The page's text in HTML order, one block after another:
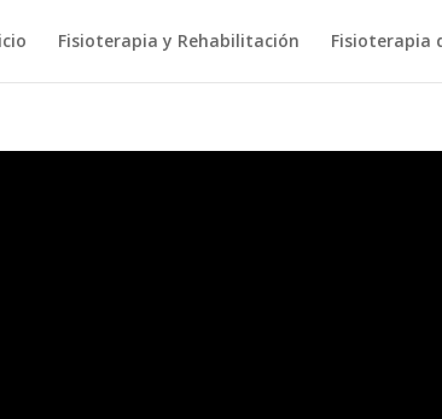
Fisioterapia y Rehabilitación Fisioterapia